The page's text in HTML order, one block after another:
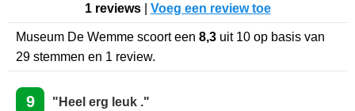
1 reviews| Voeg een review toe
Museum De Wemme scoort een 8,3 uit 10 op basis van
29 stemmen en 1 review.
9 "Heel erg leuk ."